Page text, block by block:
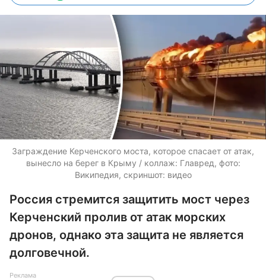
Заграждение Керченского моста, которое спасает от атак,
вынесло на берег в Крыму / коллаж: Главред, фото:
Википедия, скриншот: видео
Россия стремится защитить мост через
Керченский пролив от атак морских
дронов, однако эта защита не является
долговечной.
Реклама